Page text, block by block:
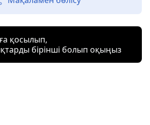
қосылып,
бірінші болып оқыңыз